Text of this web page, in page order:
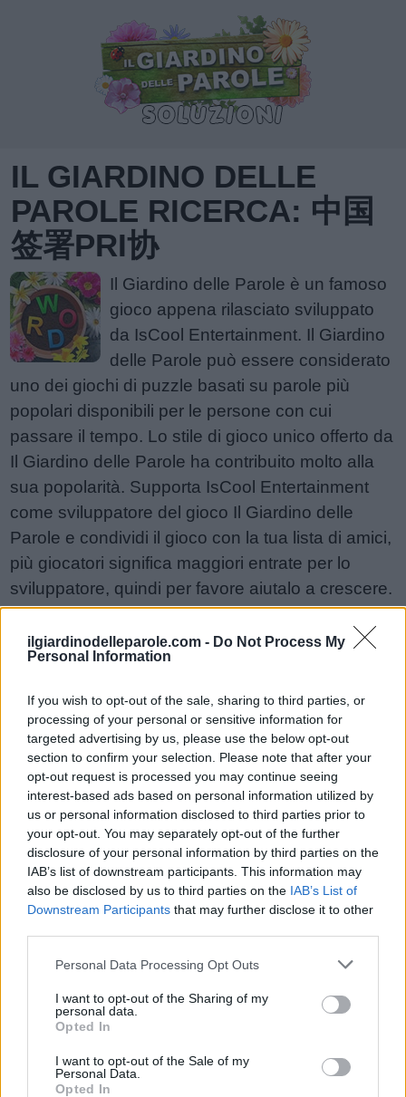
ilgiardinodelleparole.com - Do Not Process My
Personal Information
If you wish to opt-out of the sale, sharing to third parties, or
processing of your personal or sensitive information for
targeted advertising by us, please use the below opt-out
section to confirm your selection. Please note that after your
opt-out request is processed you may continue seeing
interest-based ads based on personal information utilized by
us or personal information disclosed to third parties prior to
your opt-out. You may separately opt-out of the further
disclosure of your personal information by third parties on the
IAB’s list of downstream participants. This information may
also be disclosed by us to third parties on the IAB’s List of
Downstream Participants that may further disclose it to other
Personal Data Processing Opt Outs
I want to opt-out of the Sharing of my
personal data.
Opted In
I want to opt-out of the Sale of my
Personal Data.
Opted In
IL GIARDINO DELLE
PAROLE RICERCA: 中国
签署PRI协
Il Giardino delle Parole è un famoso
gioco appena rilasciato sviluppato
da IsCool Entertainment. Il Giardino
delle Parole può essere considerato
uno dei giochi di puzzle basati su parole più
popolari disponibili per le persone con cui
passare il tempo. Lo stile di gioco unico offerto da
Il Giardino delle Parole ha contribuito molto alla
sua popolarità. Supporta IsCool Entertainment
come sviluppatore del gioco Il Giardino delle
Parole e condividi il gioco con la tua lista di amici,
più giocatori significa maggiori entrate per lo
sviluppatore, quindi per favore aiutalo a crescere.
Non riesci ancora a trovare un livello specifico?
Lascia un commento qui sotto e saremo più che
felici di aiutarti!
Sponsored Links
Inserisci tutte le lettere del puzzle: